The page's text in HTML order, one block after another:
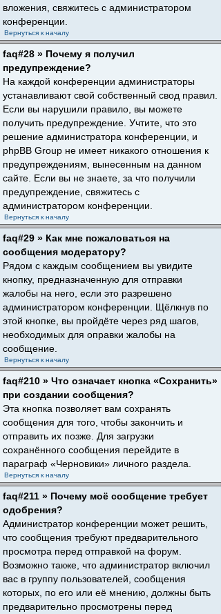
вложения, свяжитесь с администратором
конференции.
Вернуться к началу
faq#28 » Почему я получил
предупреждение?
На каждой конференции администраторы
устанавливают свой собственный свод правил.
Если вы нарушили правило, вы можете
получить предупреждение. Учтите, что это
решение администратора конференции, и
phpBB Group не имеет никакого отношения к
предупреждениям, вынесенным на данном
сайте. Если вы не знаете, за что получили
предупреждение, свяжитесь с
администратором конференции.
Вернуться к началу
faq#29 » Как мне пожаловаться на
сообщения модератору?
Рядом с каждым сообщением вы увидите
кнопку, предназначенную для отправки
жалобы на него, если это разрешено
администратором конференции. Щёлкнув по
этой кнопке, вы пройдёте через ряд шагов,
необходимых для оправки жалобы на
сообщение.
Вернуться к началу
faq#210 » Что означает кнопка «Сохранить»
при создании сообщения?
Эта кнопка позволяет вам сохранять
сообщения для того, чтобы закончить и
отправить их позже. Для загрузки
сохранённого сообщения перейдите в
параграф «Черновики» личного раздела.
Вернуться к началу
faq#211 » Почему моё сообщение требует
одобрения?
Администратор конференции может решить,
что сообщения требуют предварительного
просмотра перед отправкой на форум.
Возможно также, что администратор включил
вас в группу пользователей, сообщения
которых, по его или её мнению, должны быть
предварительно просмотрены перед